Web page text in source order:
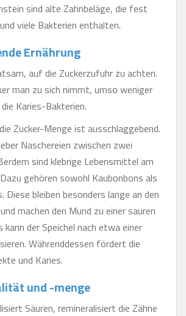
sind alte Zahnbeläge, die fest
viele Bakterien enthalten.
Ernährung
auf die Zuckerzufuhr zu achten.
man zu sich nimmt, umso weniger
Karies-Bakterien.
Zucker-Menge ist ausschlaggebend.
Naschereien zwischen zwei
sind klebrige Lebensmittel am
gehören sowohl Kaubonbons als
Diese bleiben besonders lange an den
machen den Mund zu einer sauren
kann der Speichel nach etwa einer
Währenddessen fördert die
und Karies.
und -menge
Säuren, remineralisiert die Zähne